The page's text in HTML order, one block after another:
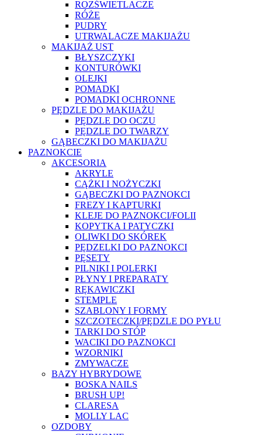
ROZŚWIETLACZE
RÓŻE
PUDRY
UTRWALACZE MAKIJAŻU
MAKIJAŻ UST
BŁYSZCZYKI
KONTURÓWKI
OLEJKI
POMADKI
POMADKI OCHRONNE
PĘDZLE DO MAKIJAŻU
PĘDZLE DO OCZU
PĘDZLE DO TWARZY
GĄBECZKI DO MAKIJAŻU
PAZNOKCIE
AKCESORIA
AKRYLE
CĄŻKI I NOŻYCZKI
GĄBECZKI DO PAZNOKCI
FREZY I KAPTURKI
KLEJE DO PAZNOKCI/FOLII
KOPYTKA I PATYCZKI
OLIWKI DO SKÓREK
PĘDZELKI DO PAZNOKCI
PĘSETY
PILNIKI I POLERKI
PŁYNY I PREPARATY
RĘKAWICZKI
STEMPLE
SZABLONY I FORMY
SZCZOTECZKI/PĘDZLE DO PYŁU
TARKI DO STÓP
WACIKI DO PAZNOKCI
WZORNIKI
ZMYWACZE
BAZY HYBRYDOWE
BOSKA NAILS
BRUSH UP!
CLARESA
MOLLY LAC
OZDOBY